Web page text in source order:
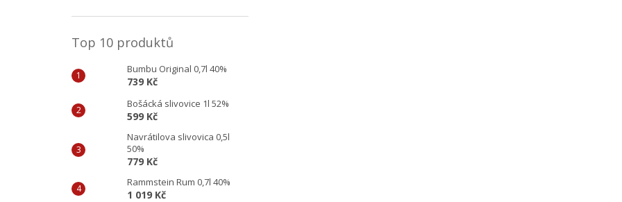
Top 10 produktů
Bumbu Original 0,7l 40%
739 Kč
Bošácká slivovice 1l 52%
599 Kč
Navrátilova slivovica 0,5l
50%
779 Kč
Rammstein Rum 0,7l 40%
1 019 Kč